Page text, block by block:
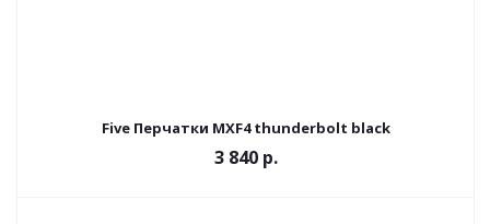
Five Перчатки MXF4 thunderbolt black
3 840 р.